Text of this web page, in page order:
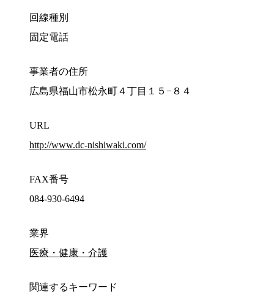
回線種別
固定電話
事業者の住所
広島県福山市松永町４丁目１５−８４
URL
http://www.dc-nishiwaki.com/
FAX番号
084-930-6494
業界
医療・健康・介護
関連するキーワード